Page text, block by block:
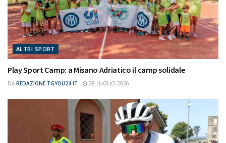
ALTRI SPORT
Play Sport Camp: a Misano Adriatico il camp solidale
DA REDAZIONE TGYOU24.IT 28 LUGLIO 2026